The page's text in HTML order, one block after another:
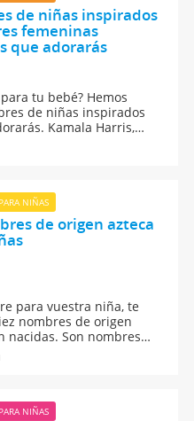
de niñas inspirados
femeninas
que adorarás
tu bebé? Hemos
de niñas inspirados
Kamala Harris,
son solo algunas
niñas que hemos
NIÑAS
de origen azteca
para vuestra niña, te
nombres de origen
nacidas. Son nombres
de los ancestros
que suenan bien y
NIÑAS